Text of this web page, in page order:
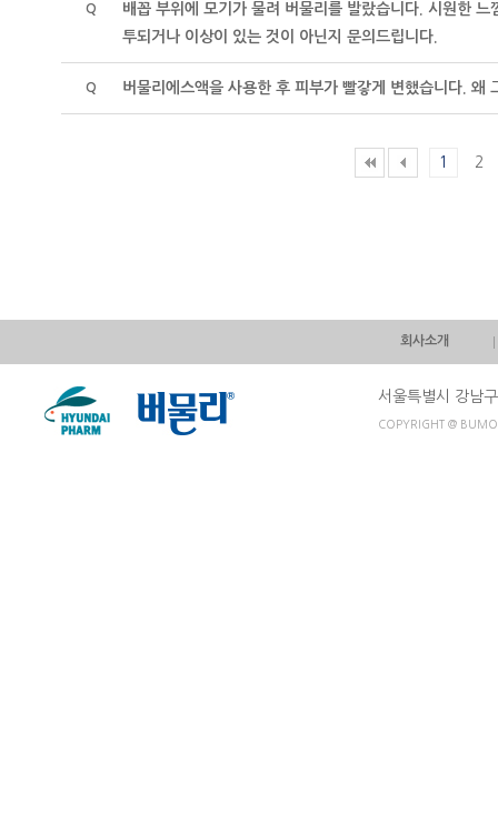
Q
배꼽 부위에 모기가 물려 버물리를 발랐습니다. 시원한
투되거나 이상이 있는 것이 아닌지 문의드립니다.
Q 버물리에스액을 사용한 후 피부가 빨갛게 변했습니다. 왜
1 2
회사소개
서울특별시 강남
COPYRIGHT @